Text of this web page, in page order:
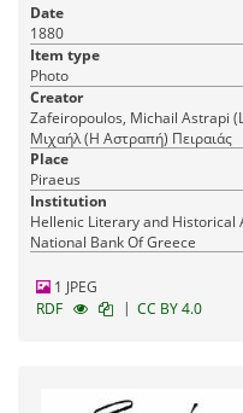
Date
1880
Item type
Photo
Creator
Zafeiropoulos, Michail Astrapi (Lighting) Piraeus,
Μιχαήλ (Η Αστραπή) Πειραιάς
Place
Piraeus
Institution
Hellenic Literary and Historical
National Bank Of Greece
1 JPEG
RDF
| CC BY 4.0